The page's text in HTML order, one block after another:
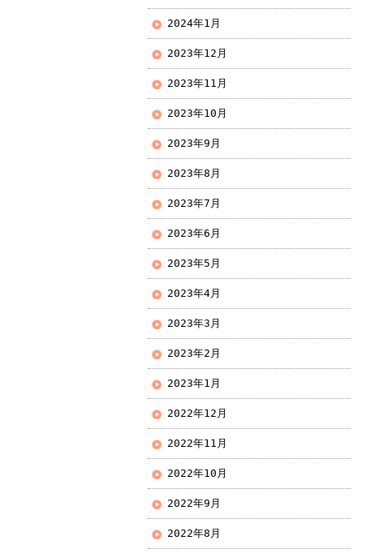
2024年1月
2023年12月
2023年11月
2023年10月
2023年9月
2023年8月
2023年7月
2023年6月
2023年5月
2023年4月
2023年3月
2023年2月
2023年1月
2022年12月
2022年11月
2022年10月
2022年9月
2022年8月